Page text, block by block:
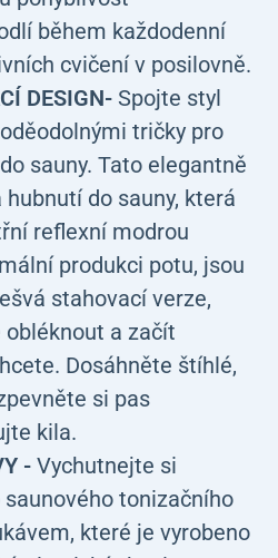
během každodenní
cvičení v posilovně.
DESIGN- Spojte styl
tričky pro
sauny. Tato elegantně
do sauny, která
reflexní modrou
produkci potu, jsou
stahovací verze,
a začít
Dosáhněte štíhlé,
si pas
kila.
- Vychutnejte si
tonizačního
které je vyrobeno